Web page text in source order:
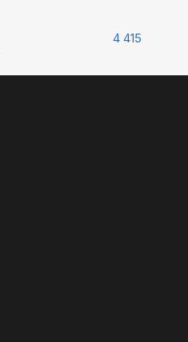
4 415